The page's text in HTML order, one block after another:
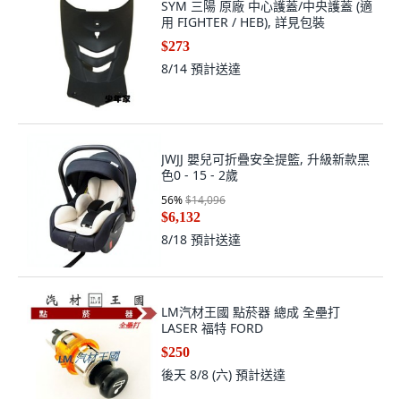
SYM 三陽 原廠 中心護蓋/中央護蓋 (適
用 FIGHTER / HEB), 詳見包裝
$273
8/14 預計送達
JWJJ 嬰兒可折疊安全提籃, 升級新款黑
色0 - 15 - 2歲
56%$14,096
$6,132
8/18 預計送達
LM汽材王國 點菸器 總成 全壘打
LASER 福特 FORD
$250
後天 8/8 (六) 預計送達